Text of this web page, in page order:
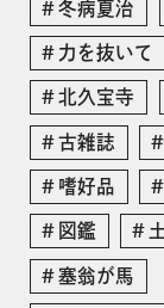
冬病夏治
力を抜いて
北久宝寺
古雑誌
嗜好品
図鑑
塞翁が馬